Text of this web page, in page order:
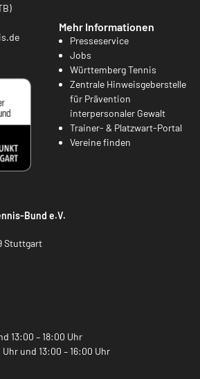
Mehr Informationen
Presseservice
Jobs
Württemberg Tennis
Zentrale Hinweisgeberstelle
für Prävention
interpersonaler Gewalt
Trainer- & Platzwart-Portal
Vereine finden
Bund e.V.
Stuttgart
13:00 – 18:00 Uhr
und 13:00 – 16:00 Uhr